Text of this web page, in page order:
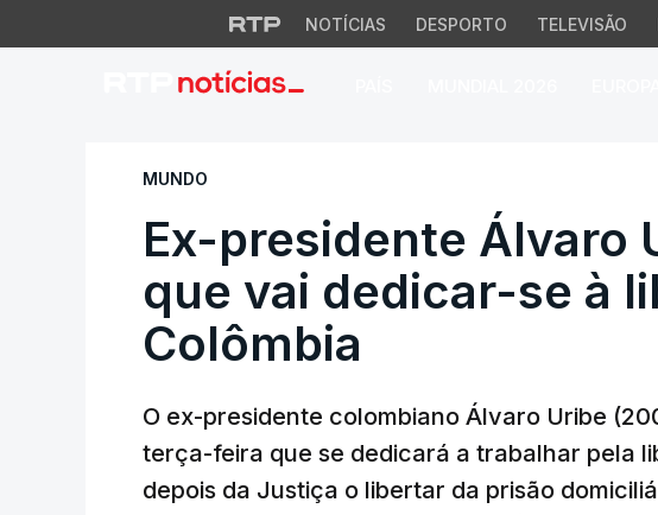
NOTÍCIAS DESPORTO TELEVISÃO
Ex-presidente Álvaro
MUNDO
Ex-presidente Álvaro
que vai dedicar-se à
Colômbia
O ex-presidente colombiano Álvaro Uribe
terça-feira que se dedicará a trabalhar pela
depois da Justiça o libertar da prisão